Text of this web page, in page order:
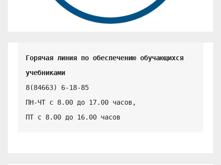
Горячая линия по обеспечению обучающихся
учебниками
8(84663) 6-18-85
ПН-ЧТ с 8.00 до 17.00 часов,
ПТ с 8.00 до 16.00 часов